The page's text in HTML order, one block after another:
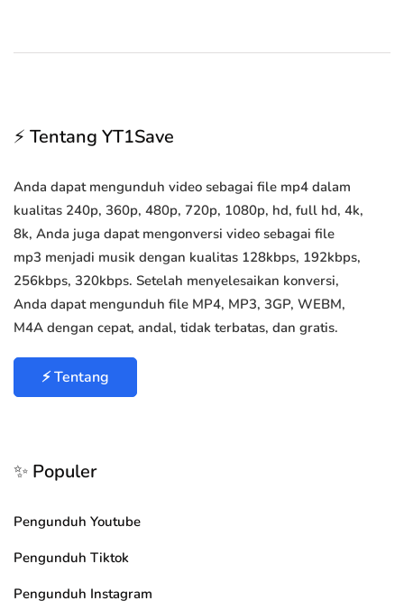
⚡ Tentang YT1Save
Anda dapat mengunduh video sebagai file mp4 dalam
kualitas 240p, 360p, 480p, 720p, 1080p, hd, full hd, 4k,
8k, Anda juga dapat mengonversi video sebagai file
mp3 menjadi musik dengan kualitas 128kbps, 192kbps,
256kbps, 320kbps. Setelah menyelesaikan konversi,
Anda dapat mengunduh file MP4, MP3, 3GP, WEBM,
M4A dengan cepat, andal, tidak terbatas, dan gratis.
⚡ Tentang
✨ Populer
Pengunduh Youtube
Pengunduh Tiktok
Pengunduh Instagram